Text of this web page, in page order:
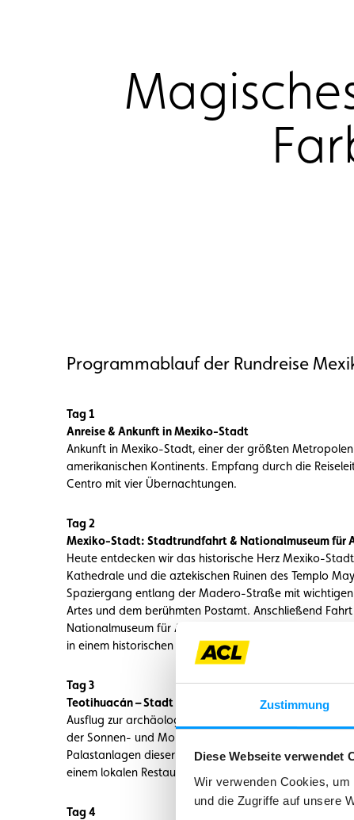
Zustimmung
Diese Webseite verwendet
Wir verwenden Cookies,
und die Zugriffe auf unsere
Programmablauf der Rundreise
Tag 1
Anreise & Ankunft in Mexiko-Stadt
Ankunft in Mexiko-Stadt, einer der größten
amerikanischen Kontinents. Empfang durch die
Centro mit vier Übernachtungen.
Tag 2
Mexiko-Stadt: Stadtrundfahrt & Nationalmuseum für
Heute entdecken wir das historische Herz Mexiko-
Kathedrale und die aztekischen Ruinen des Templo
Spaziergang entlang der Madero-Straße mit
Artes und dem berühmten Postamt. Anschließend
Nationalmuseum für Anthropologie und Besuch der
in einem historischen Restaurant. (F, A)
Tag 3
Teotihuacán – Stadt der Götter
Ausflug zur archäologischen Stätte von Teotihuacán,
der Sonnen- und Mondpyramide, des Palastes der
Palastanlagen dieser einst mächtigen Stadt.
einem lokalen Restaurant. Rückfahrt nach Mexiko-
Tag 4